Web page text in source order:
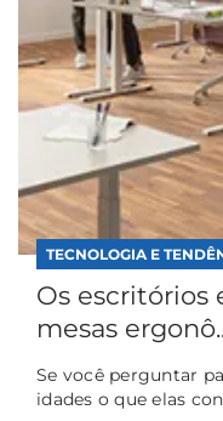
TECNOLOGIA E
Os escritórios
mesas
Se você perguntar
idades o que elas